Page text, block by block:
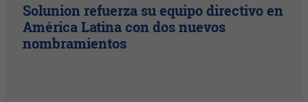
Solunion refuerza su equipo directivo en
América Latina con dos nuevos
nombramientos